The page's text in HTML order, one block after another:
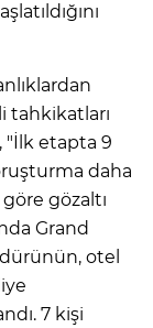
tahkikatları
etapta 9
daha
gözaltı
Grand
otel
7 kişi